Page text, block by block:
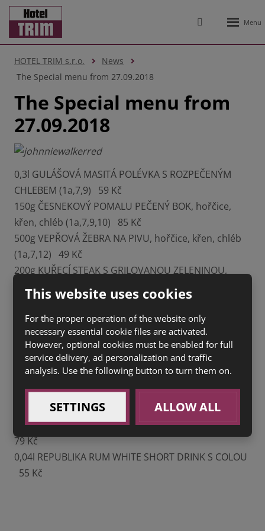
Vyhledávání
HOTEL TRIM s.r.o.
News
The Special menu from 27.09.2018
The Special menu from
27.09.2018
0,3l GULÁŠOVÁ MASITÁ POLÉVKA S ROZPEČENÝM
CHLEBEM (1a,7,9) 59 Kč
150g ČESNEKOVÝ POMALU PEČENÝ BOK, hořčice,
křen, chléb (1a,7,9,10) 85 Kč
500g VEPŘOVÁ ŽEBRA NA PIVU, hořčice, křen, chléb
(1a,7,12) 49 Kč
200g KUŘECÍ STEAK S GRILOVANOU ZELENINOU,
BRAMBOROVÉ TOLÁRKY (7) 165 Kč
SACHER SE ŠLEHAČKOU (1a,3,7) 40 Kč
HŘÍŠNÝ ČOKOLÁDOVÝ FONDANT (1a,3,7) 60 Kč
AKCE – ZA DVA DRINKY NÁRAMEK NEBO KLÍČENKA
JOHNIE WALKER
0,04l JOHNIE WALKER SHORT DRINK S COLOU 60 Kč
0,04l JOHNIE WALKER SE ZÁZVOROVOU LIMONÁDOU
79 Kč
0,04l REPUBLIKA RUM WHITE SHORT DRINK S COLOU
55 Kč
This website uses cookies
For the proper operation of the website only
necessary essential cookie files are activated.
However, optional cookies must be enabled for full
service delivery, ad personalization and traffic
analysis. Use the following button to turn them on.
SETTINGS ALLOW ALL